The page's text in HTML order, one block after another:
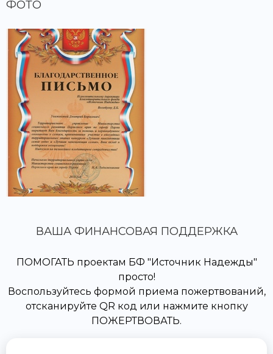
ФОТО
ВАША ФИНАНСОВАЯ ПОДДЕРЖКА
ПОМОГАТЬ проектам БФ "Источник Надежды"
просто!
Воспользуйтесь формой приема пожертвований,
отсканируйте QR код или нажмите кнопку
ПОЖЕРТВОВАТЬ.